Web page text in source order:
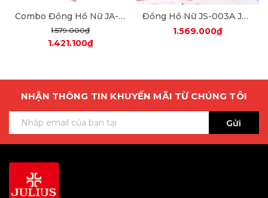
Combo Đồng Hồ Nữ JA-979 Julius + Dây Mesh + Nữ Trang ES482
1.579.000₫
1.421.100₫
Đồng Hồ Nữ JS-003A Julius Star Hàn Quốc Mặt Xà Cừ (Bạc Trắng)
1.569.000₫
NHẬN THÔNG TIN KHUYẾN MÃI TỪ CHÚNG TÔI
Gửi